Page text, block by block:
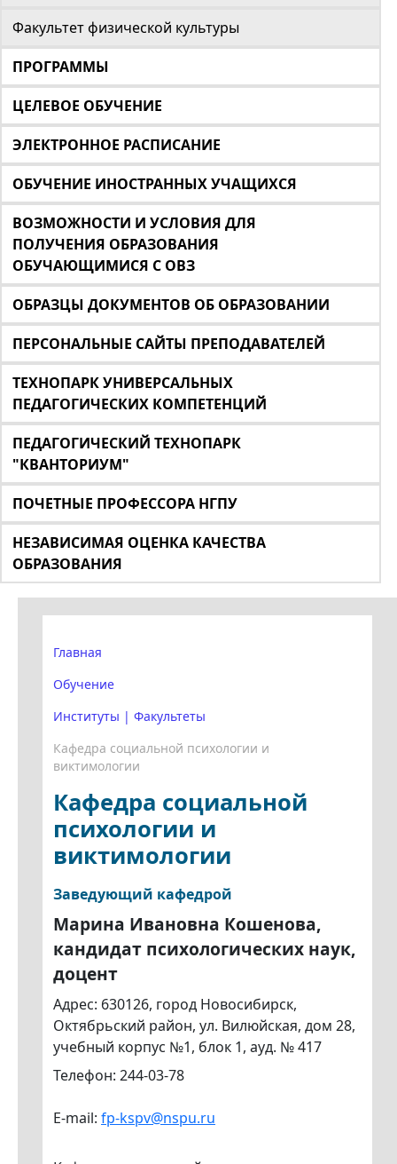
Факультет физической культуры
ПРОГРАММЫ
ЦЕЛЕВОЕ ОБУЧЕНИЕ
ЭЛЕКТРОННОЕ РАСПИСАНИЕ
ОБУЧЕНИЕ ИНОСТРАННЫХ УЧАЩИХСЯ
ВОЗМОЖНОСТИ И УСЛОВИЯ ДЛЯ
ПОЛУЧЕНИЯ ОБРАЗОВАНИЯ
ОБУЧАЮЩИМИСЯ С ОВЗ
ОБРАЗЦЫ ДОКУМЕНТОВ ОБ ОБРАЗОВАНИИ
ПЕРСОНАЛЬНЫЕ САЙТЫ ПРЕПОДАВАТЕЛЕЙ
ТЕХНОПАРК УНИВЕРСАЛЬНЫХ
ПЕДАГОГИЧЕСКИХ КОМПЕТЕНЦИЙ
ПЕДАГОГИЧЕСКИЙ ТЕХНОПАРК
"КВАНТОРИУМ"
ПОЧЕТНЫЕ ПРОФЕССОРА НГПУ
НЕЗАВИСИМАЯ ОЦЕНКА КАЧЕСТВА
ОБРАЗОВАНИЯ
Главная
Обучение
Институты | Факультеты
Кафедра социальной психологии и
виктимологии
Кафедра социальной
психологии и
виктимологии
Заведующий кафедрой
Марина Ивановна Кошенова,
кандидат психологических наук,
доцент
Адрес: 630126, город Новосибирск,
Октябрьский район, ул. Вилюйская, дом 28,
учебный корпус №1, блок 1, ауд. № 417
Телефон: 244-03-78
E-mail: fp-kspv@nspu.ru